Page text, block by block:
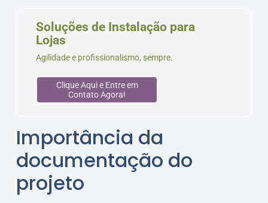
Soluções de Instalação para
Lojas
Agilidade e profissionalismo, sempre.
Clique Aqui e Entre em
Contato Agora!
Importância da
documentação do
projeto